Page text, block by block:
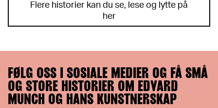
Flere historier kan du se, lese og lytte på
her
FØLG OSS I SOSIALE MEDIER OG FÅ SMÅ
OG STORE HISTORIER OM EDVARD
MUNCH OG HANS KUNSTNERSKAP